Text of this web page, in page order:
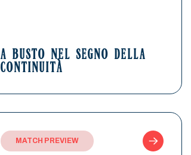
A BUSTO NEL SEGNO DELLA
CONTINUITÀ
MATCH PREVIEW